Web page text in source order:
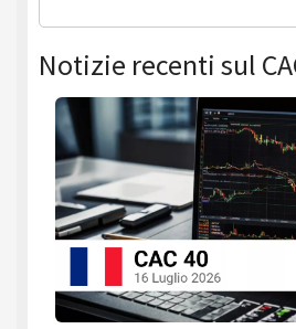
Notizie recenti sul